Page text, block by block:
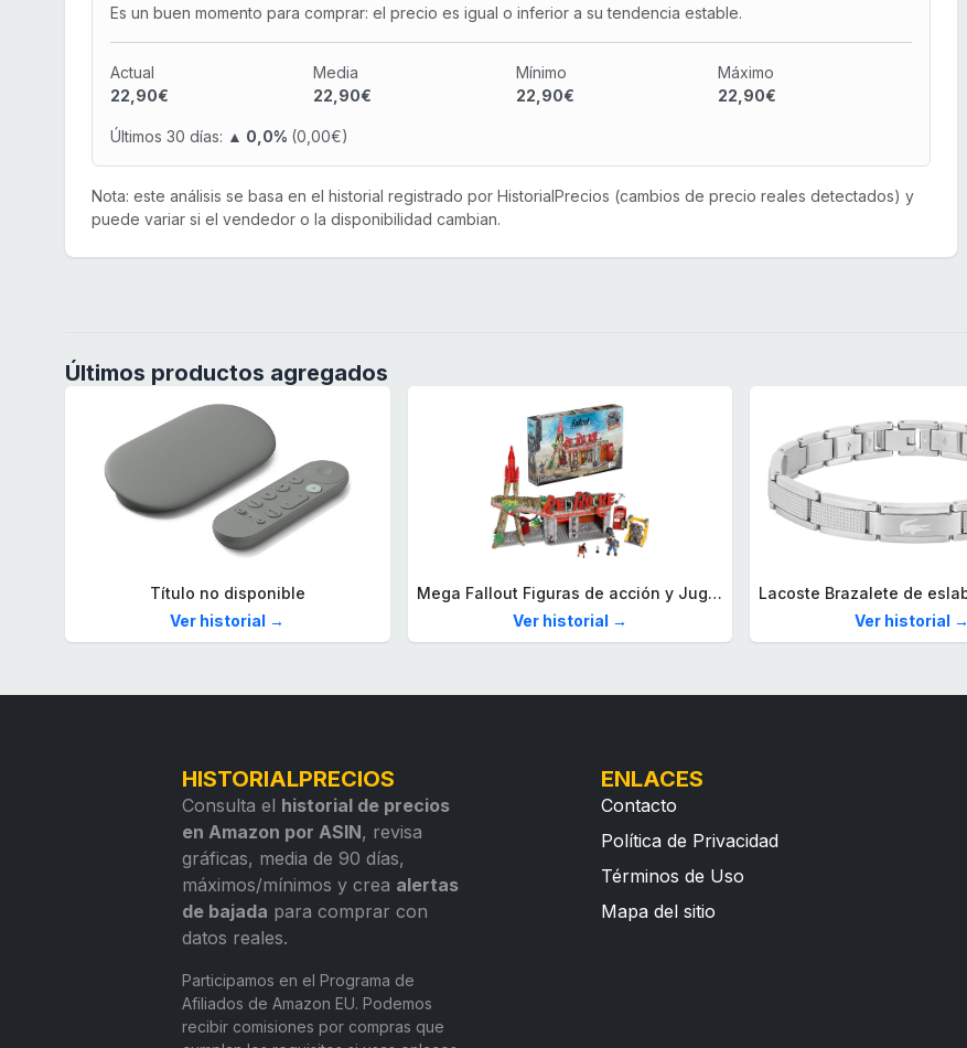
Es un buen momento para comprar: el precio es igual o inferior a su tendencia estable.
Actual
22,90€
Media
22,90€
Mínimo
22,90€
Máximo
22,90€
Últimos 30 días: ▲ 0,0% (0,00€)
Nota: este análisis se basa en el historial registrado por HistorialPrecios (cambios de precio reales detectados) y
puede variar si el vendedor o la disponibilidad cambian.
Últimos productos agregados
Título no disponible
Ver historial →
Mega Fallout Figuras de acción y Juguetes de construcción, Parada de Camiones Red Rocket con 824 Piezas, 2 Personajes articulados y Accesorios, para coleccionistas, HXT00
Ver historial →
Ver historial →
HISTORIALPRECIOS
Consulta el historial de precios
en Amazon por ASIN, revisa
gráficas, media de 90 días,
máximos/mínimos y crea alertas
de bajada para comprar con
datos reales.
Participamos en el Programa de
Afiliados de Amazon EU. Podemos
recibir comisiones por compras que
ENLACES
Contacto
Política de Privacidad
Términos de Uso
Mapa del sitio